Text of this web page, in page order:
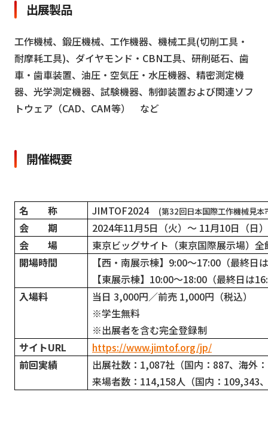
出展製品
工作機械、鍛圧機械、工作機器、機械工具(切削工具・
耐摩耗工具)、ダイヤモンド・CBN工具、研削砥石、歯
車・歯車装置、油圧・空気圧・水圧機器、精密測定機
器、光学測定機器、試験機器、制御装置および関連ソフ
トウェア（CAD、CAM等） など
開催概要
名 称 JIMTOF2024 (第32回日本国際工作機械見本
会 期 2024年11月5日（火）～ 11月10日（日）
会 場
東京ビッグサイト（東京国際展示場）全
開場時間
【西・南展示棟】9:00〜17:00（最終日
【東展示棟】10:00〜18:00（最終日は
入場料
当日 3,000円／前売 1,000円（税込）
※学生無料
※出展者を含む完全登録制
サイトURL
https://www.jimtof.org/jp/
前回実績
出展社数：1,087社（国内：887、海外
来場者数：114,158人（国内：109,343